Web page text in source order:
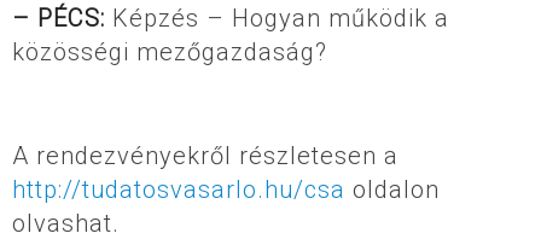
– PÉCS: Képzés – Hogyan működik a
közösségi mezőgazdaság?
A rendezvényekről részletesen a
http://tudatosvasarlo.hu/csa oldalon
olvashat.